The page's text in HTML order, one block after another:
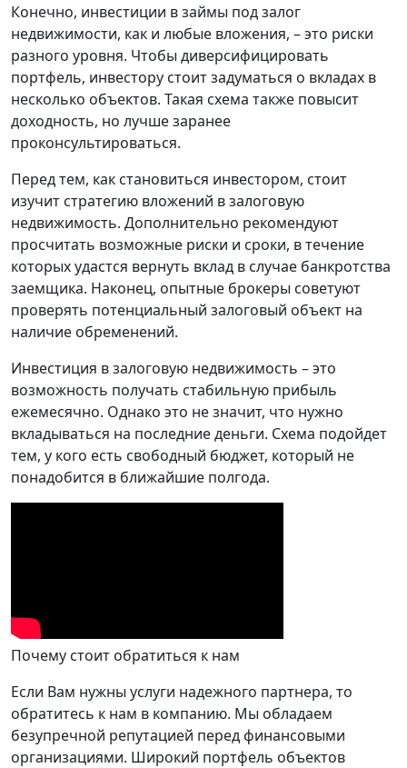
Конечно, инвестиции в займы под залог
недвижимости, как и любые вложения, – это риски
разного уровня. Чтобы диверсифицировать
портфель, инвестору стоит задуматься о вкладах в
несколько объектов. Такая схема также повысит
доходность, но лучше заранее
проконсультироваться.
Перед тем, как становиться инвестором, стоит
изучит стратегию вложений в залоговую
недвижимость. Дополнительно рекомендуют
просчитать возможные риски и сроки, в течение
которых удастся вернуть вклад в случае банкротства
заемщика. Наконец, опытные брокеры советуют
проверять потенциальный залоговый объект на
наличие обременений.
Инвестиция в залоговую недвижимость – это
возможность получать стабильную прибыль
ежемесячно. Однако это не значит, что нужно
вкладываться на последние деньги. Схема подойдет
тем, у кого есть свободный бюджет, который не
понадобится в ближайшие полгода.
Почему стоит обратиться к нам
Если Вам нужны услуги надежного партнера, то
обратитесь к нам в компанию. Мы обладаем
безупречной репутацией перед финансовыми
организациями. Широкий портфель объектов